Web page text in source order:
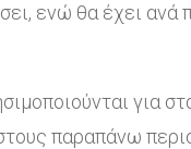
ενώ θα έχει ανά
για
παραπάνω